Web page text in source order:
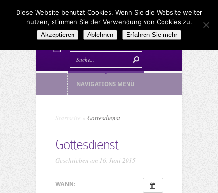
NAVIGATIONS MENÜ
Startseite Gottesdienst
Gottesdienst
Geschrieben am 16. Juni 2015
WANN:
Diese Website benutzt Cookies. Wenn Sie die Website weiter
nutzen, stimmen Sie der Verwendung von Cookies zu.
Akzeptieren Ablehnen Erfahren Sie mehr